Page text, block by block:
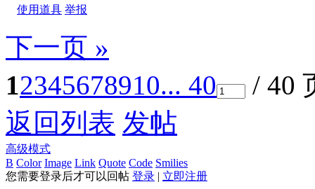
使用道具 举报
下一页 »
12345678910... 40
/ 40
返回列表 发帖
高级模式
B Color Image Link Quote Code Smilies
您需要登录后才可以回帖 登录 | 立即注册